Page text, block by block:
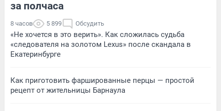
за полчаса
8 часов 5 899 Обсудить
«Не хочется в это верить». Как сложилась судьба
«следователя на золотом Lexus» после скандала в
Екатеринбурге
Как приготовить фаршированные перцы — простой
рецепт от жительницы Барнаула